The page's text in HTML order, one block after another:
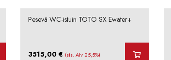
Pesevä WC-istuin TOTO SX Ewater+
3515,00€ (sis. Alv 25,5%)